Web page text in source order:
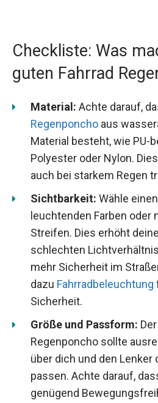
Checkliste: Was
guten Fahrrad
Material: Achte darauf,
Regenponcho aus
Material besteht, wie PU-
Polyester oder Nylon.
auch bei starkem Regen
Sichtbarkeit: Wähle
leuchtenden Farben oder
Streifen. Dies erhöht
schlechten
mehr Sicherheit im
dazu Fahrradbeleuchtung
Sicherheit.
Größe und Passform:
Regenponcho sollte
über dich und den Lenker
passen. Achte darauf,
genügend